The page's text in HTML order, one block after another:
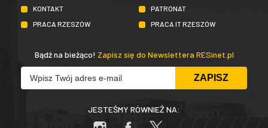
KONTAKT
PATRONAT
PRACA RZESZÓW
PRACA IT RZESZÓW
Bądź na bieżąco! Zapisz się do Newslettera RESinet.pl
JESTEŚMY RÓWNIEŻ NA: